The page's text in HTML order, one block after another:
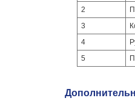
2
3
4
5